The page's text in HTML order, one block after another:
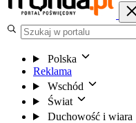
Polska
Reklama
Wschód
Świat
Duchowość i wiara